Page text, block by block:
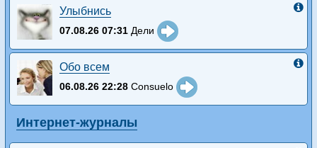
Улыбнись
07.08.26 07:31 Дели
Обо всем
06.08.26 22:28 Consuelo
Интернет-журналы